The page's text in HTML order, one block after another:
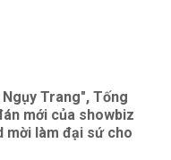
Trang", Tống
mới của showbiz
làm đại sứ cho